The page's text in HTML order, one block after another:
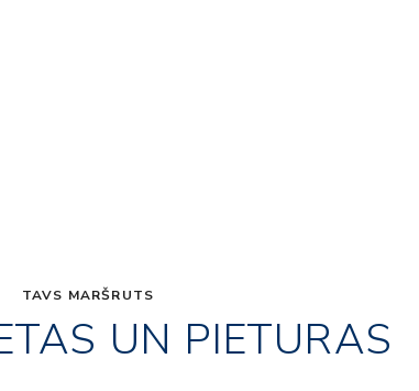
TAVS MARŠRUTS
UN PIETURAS